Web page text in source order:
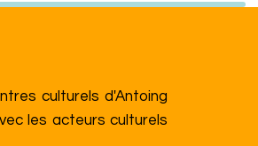
culturels d'Antoing
les acteurs culturels